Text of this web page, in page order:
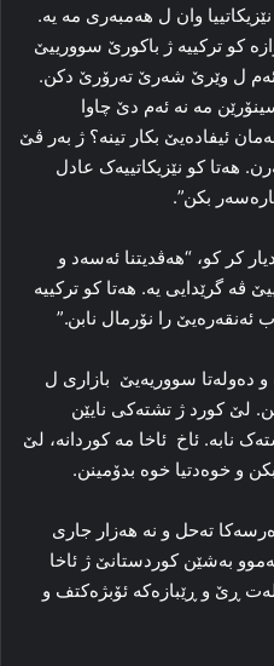
وان ل هه‌مبه‌ری مه‌ یه‌.
کو ترکییه‌ ژ باکورێ سوورییێ
ئه‌م ل وێرێ شه‌رێ ته‌رۆرێ دکن.
مه‌ نه‌ ئه‌م دێ چاوا
ئیفاده‌یێ بکار تینه‌؟ ژ به‌ر ڤێ
هه‌تا کو نێزیکاتییه‌ک عادل
بکن”.
کر کو، “هه‌ڤدیتنا ئه‌سه‌د و
ڤه‌ گرێدایی یه‌. هه‌تا کو ترکییه‌
ئه‌نقه‌ره‌یێ را نۆرمال نابن.”
ده‌وله‌تا سووریه‌یێ بازاری ل
لێ کورد ژ تشته‌کی نایێن
نابه‌. ئاخ ئاخا مه‌ کوردانه‌، لێ
و خوه‌دتیا خوه‌ بدۆمینن.
ته‌حل و نه‌ هه‌زار جاری
به‌شێن کوردستانێ ژ ئاخا
ڕێ و ڕێبازه‌که‌ ئۆبژه‌کتف و